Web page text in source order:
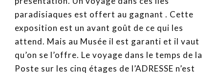
paradisiaques est offert au gagnant . Cette
exposition est un avant goût de ce qui les
attend. Mais au Musée il est garanti et il vaut
qu’on se l’offre. Le voyage dans le temps de la
Poste sur les cinq étages de l’ADRESSE n’est